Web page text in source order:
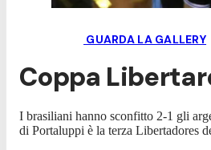
GUARDA LA GALLERY
Coppa
I brasiliani hanno sconfitto 2-1 gli
di Portaluppi è la terza Libertadores